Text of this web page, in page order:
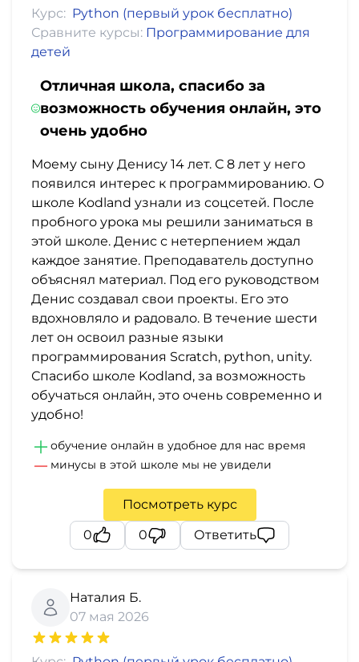
Курс: Python (первый урок бесплатно)
Сравните курсы: Программирование для
детей
Отличная школа, спасибо за
возможность обучения онлайн, это
очень удобно
Моему сыну Денису 14 лет. С 8 лет у него
появился интерес к программированию. О
школе Kodland узнали из соцсетей. После
пробного урока мы решили заниматься в
этой школе. Денис с нетерпением ждал
каждое занятие. Преподаватель доступно
объяснял материал. Под его руководством
Денис создавал свои проекты. Его это
вдохновляло и радовало. В течение шести
лет он освоил разные языки
программирования Scratch, python, unity.
Спасибо школе Kodland, за возможность
обучаться онлайн, это очень современно и
удобно!
обучение онлайн в удобное для нас время
минусы в этой школе мы не увидели
Посмотреть курс
0
0 Ответить
Наталия Б.
07 мая 2026